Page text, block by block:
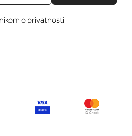
o privatnosti